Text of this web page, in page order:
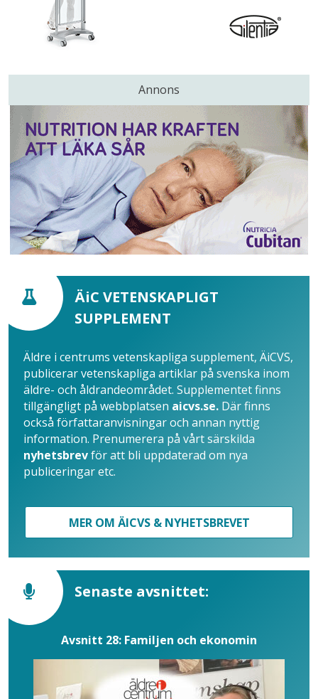
Annons
ÄiC VETENSKAPLIGT
SUPPLEMENT
Äldre i centrums vetenskapliga supplement, ÄiCVS,
publicerar vetenskapliga artiklar på svenska inom
äldre- och åldrandeområdet. Supplementet finns
tillgängligt på webbplatsen aicvs.se. Där finns
också författaranvisningar och annan nyttig
information. Prenumerera på vårt särskilda
nyhetsbrevför att bli uppdaterad om nya
publiceringar etc.
MER OM ÄICVS & NYHETSBREVET
Senaste avsnittet:
Avsnitt 28: Familjen och ekonomin